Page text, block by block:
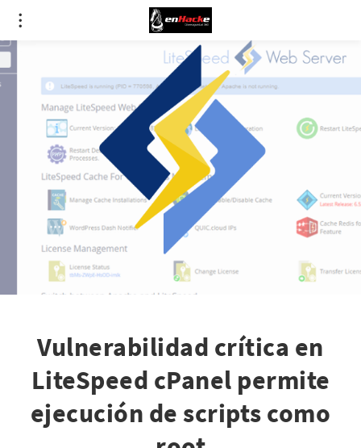
Vulnerabilidad crítica en
LiteSpeed cPanel permite
ejecución de scripts como